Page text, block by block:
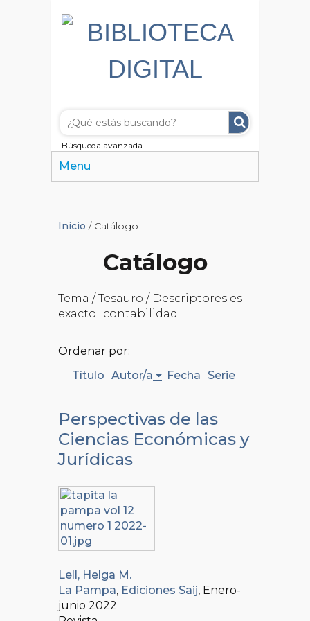
Búsqueda avanzada
Menu
Inicio / Catálogo
Catálogo
Tema / Tesauro / Descriptores es
exacto "contabilidad"
Ordenar por:
Título Autor/a Fecha Serie
Perspectivas de las
Ciencias Económicas y
Jurídicas
Lell, Helga M.
La Pampa, Ediciones Saij, Enero-
junio 2022